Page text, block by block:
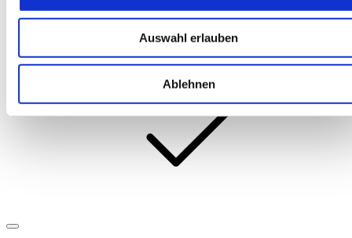
Auswahl erlauben
Ablehnen